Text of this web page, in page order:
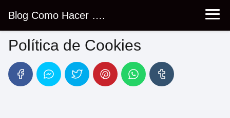
Blog Como Hacer ….
Política de Cookies